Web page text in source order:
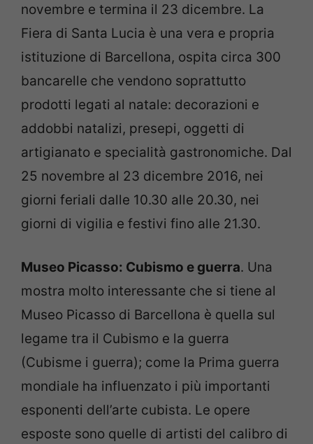
novembre e termina il 23 dicembre. La
Fiera di Santa Lucia è una vera e propria
istituzione di Barcellona, ospita circa 300
bancarelle che vendono soprattutto
prodotti legati al natale: decorazioni e
addobbi natalizi, presepi, oggetti di
artigianato e specialità gastronomiche. Dal
25 novembre al 23 dicembre 2016, nei
giorni feriali dalle 10.30 alle 20.30, nei
giorni di vigilia e festivi fino alle 21.30.
Museo Picasso: Cubismo e guerra. Una
mostra molto interessante che si tiene al
Museo Picasso di Barcellona è quella sul
legame tra il Cubismo e la guerra
(Cubisme i guerra); come la Prima guerra
mondiale ha influenzato i più importanti
esponenti dell’arte cubista. Le opere
esposte sono quelle di artisti del calibro di